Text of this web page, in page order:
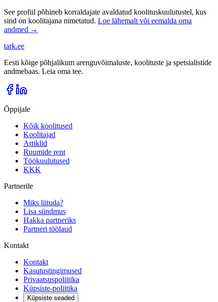
See profiil põhineb korraldajate avaldatud koolituskuulutustel, kus
sind on koolitajana nimetatud. Loe lähemalt või eemalda oma
andmed →
tark.ee
Eesti kõige põhjalikum arenguvõimaluste, koolituste ja spetsialistide
andmebaas. Leia oma tee.
Õppijale
Kõik koolitused
Koolitajad
Artiklid
Ruumide rent
Töökuulutused
KKK
Partnerile
Miks liituda?
Lisa sündmus
Hakka partneriks
Partneri töölaud
Kontakt
Kontakt
Kasutustingimused
Privaatsuspoliitika
Küpsiste-poliitika
Küpsiste seaded